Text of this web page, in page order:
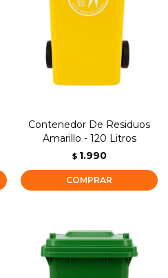
Contenedor De Residuos
Amarillo - 120 Litros
$ 1.990